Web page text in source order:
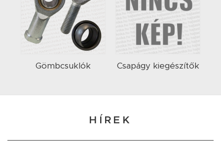
Gömbcsuklók Csapágy kiegészítők
HÍREK